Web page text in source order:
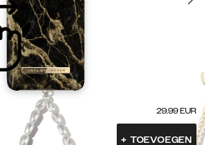
29.99 EUR
+ TOEVOEGEN